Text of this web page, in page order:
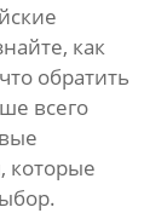
как
обратить
всего
которые